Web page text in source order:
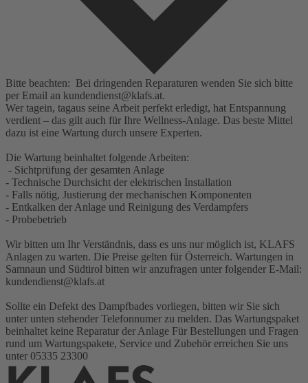
Bitte beachten: Bei dringenden Reparaturen wenden Sie sich bitte
per Email an kundendienst@klafs.at.
Wer tagein, tagaus seine Arbeit perfekt erledigt, hat Entspannung
verdient – das gilt auch für Ihre Wellness-Anlage. Das beste Mittel
dazu ist eine Wartung durch unsere Experten.
Die Wartung beinhaltet folgende Arbeiten:
- Sichtprüfung der gesamten Anlage
- Technische Durchsicht der elektrischen Installation
- Falls nötig, Justierung der mechanischen Komponenten
- Entkalken der Anlage und Reinigung des Verdampfers
- Probebetrieb
Wir bitten um Ihr Verständnis, dass es uns nur möglich ist, KLAFS
Anlagen zu warten. Die Preise gelten für Österreich. Wartungen in
Samnaun und Südtirol bitten wir anzufragen unter folgender E-Mail:
kundendienst@klafs.at
Sollte ein Defekt des Dampfbades vorliegen, bitten wir Sie sich
unter unten stehender Telefonnumer zu melden. Das Wartungspaket
beinhaltet keine Reparatur der Anlage Für Bestellungen und Fragen
rund um Wartungspakete, Service und Zubehör erreichen Sie uns
unter 05335 23300